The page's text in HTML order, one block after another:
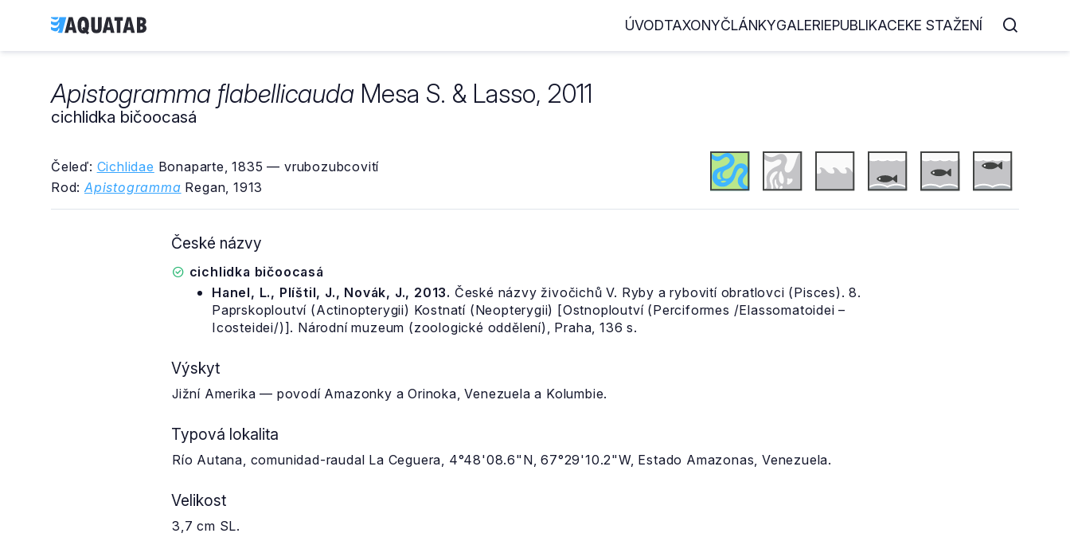
ÚVODTAXONYČLÁNKYGALERIEPUBLIKACEKE STAŽENÍ
Apistogramma flabellicauda Mesa S. & Lasso, 2011
cichlidka bičoocasá
Čeleď: Cichlidae Bonaparte, 1835 — vrubozubcovití
Rod: Apistogramma Regan, 1913
České názvy
cichlidka bičoocasá
Hanel, L., Plíštil, J., Novák, J., 2013. České názvy živočichů V. Ryby a rybovití obratlovci (Pisces). 8.
Paprskoploutví (Actinopterygii) Kostnatí (Neopterygii) [Ostnoploutví (Perciformes /Elassomatoidei –
Icosteidei/)]. Národní muzeum (zoologické oddělení), Praha, 136 s.
Výskyt
Jižní Amerika — povodí Amazonky a Orinoka, Venezuela a Kolumbie.
Typová lokalita
Río Autana, comunidad-raudal La Ceguera, 4°48'08.6"N, 67°29'10.2"W, Estado Amazonas, Venezuela.
Velikost
3,7 cm SL.